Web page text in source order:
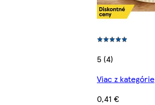
5 (4)
Viac z kategórie
0,41 €